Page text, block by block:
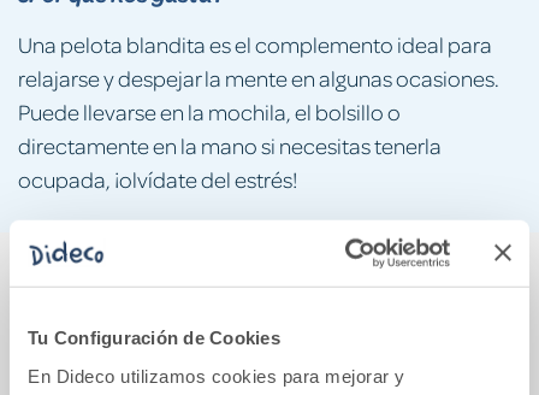
Tu Configuración de Cookies
En Dideco utilizamos cookies para mejorar y
Una pelota blandita es el complemento ideal para
relajarse y despejar la mente en algunas ocasiones.
Puede llevarse en la mochila, el bolsillo o
directamente en la mano si necesitas tenerla
ocupada, ¡olvídate del estrés!
También podría gustarte...